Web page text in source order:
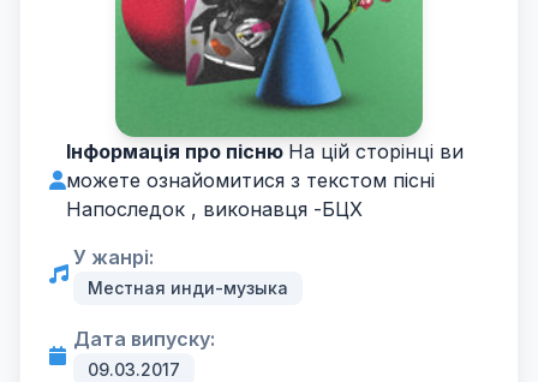
Інформація про пісню На цій сторінці ви
можете ознайомитися з текстом пісні
Напоследок , виконавця -БЦХ
У жанрі:
Местная инди-музыка
Дата випуску:
09.03.2017